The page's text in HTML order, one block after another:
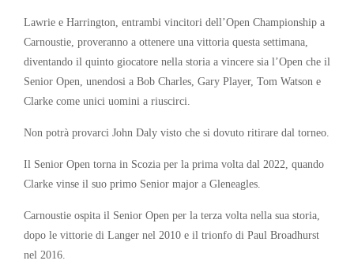
Lawrie e Harrington, entrambi vincitori dell’Open Championship a
Carnoustie, proveranno a ottenere una vittoria questa settimana,
diventando il quinto giocatore nella storia a vincere sia l’Open che il
Senior Open, unendosi a Bob Charles, Gary Player, Tom Watson e
Clarke come unici uomini a riuscirci.
Non potrà provarci John Daly visto che si dovuto ritirare dal torneo.
Il Senior Open torna in Scozia per la prima volta dal 2022, quando
Clarke vinse il suo primo Senior major a Gleneagles.
Carnoustie ospita il Senior Open per la terza volta nella sua storia,
dopo le vittorie di Langer nel 2010 e il trionfo di Paul Broadhurst
nel 2016.